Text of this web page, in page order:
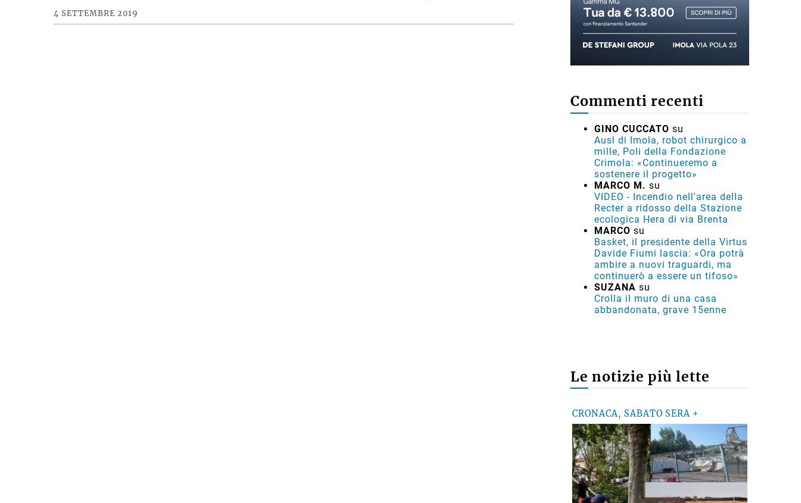
4 SETTEMBRE 2019
Commenti recenti
GINO CUCCATO su
Ausl di Imola, robot chirurgico a
mille, Poli della Fondazione
Crimola: «Continueremo a
sostenere il progetto»
MARCO M. su
VIDEO - Incendio nell'area della
Recter a ridosso della Stazione
ecologica Hera di via Brenta
MARCO su
Basket, il presidente della Virtus
Davide Fiumi lascia: «Ora potrà
ambire a nuovi traguardi, ma
continuerò a essere un tifoso»
SUZANA su
Crolla il muro di una casa
abbandonata, grave 15enne
Le notizie più lette
CRONACA, SABATO SERA +